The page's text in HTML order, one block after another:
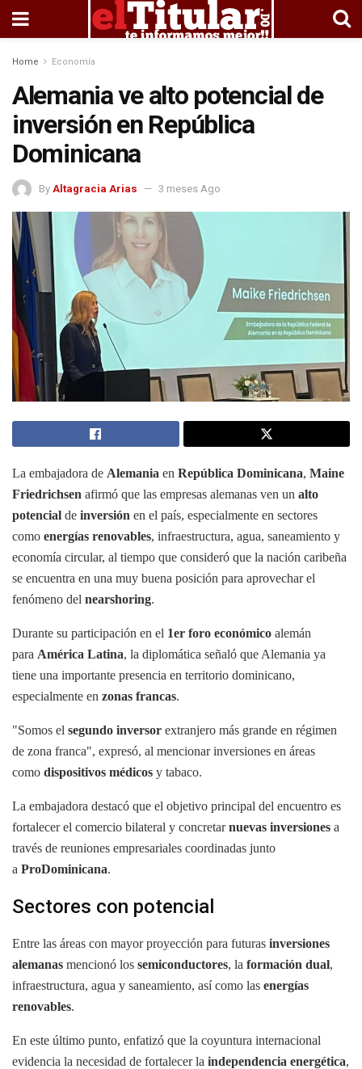
Home Economía
Alemania ve alto potencial de
inversión en República
Dominicana
By Altagracia Arias 3 meses Ago
La embajadora de Alemania en República Dominicana, Maine
Friedrichsen afirmó que las empresas alemanas ven un alto
potencial de inversión en el país, especialmente en sectores
como energías renovables, infraestructura, agua, saneamiento y
economía circular, al tiempo que consideró que la nación caribeña
se encuentra en una muy buena posición para aprovechar el
fenómeno del nearshoring.
Durante su participación en el 1er foro económico alemán
para América Latina, la diplomática señaló que Alemania ya
tiene una importante presencia en territorio dominicano,
especialmente en zonas francas.
"Somos el segundo inversor extranjero más grande en régimen
de zona franca", expresó, al mencionar inversiones en áreas
como dispositivos médicos y tabaco.
La embajadora destacó que el objetivo principal del encuentro es
fortalecer el comercio bilateral y concretarnuevas inversiones a
través de reuniones empresariales coordinadas junto
a ProDominicana.
Sectores con potencial
Entre las áreas con mayor proyección para futuras inversiones
alemanas mencionó los semiconductores, la formación dual,
infraestructura, agua y saneamiento, así como las energías
renovables.
En este último punto, enfatizó que la coyuntura internacional
evidencia la necesidad de fortalecer la independencia energética,